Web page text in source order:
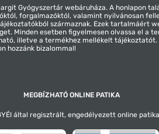
Gyógyszertár webáruháza. A honlapon
forgalmazóktól, valamint nyilvánosan
származnak. Ezek tartalmáért
Minden esetben figyelmesen olvassa el a
illetve a termékhez mellékelt tájékoztatót.
hozzánk bizalommal!
MEGBÍZHATÓ ONLINE PATIKA
által regisztrált, engedélyezett online